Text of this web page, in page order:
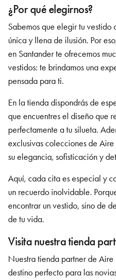
¿Por qué elegirnos?
Sabemos que elegir tu vestido
única y llena de ilusión. Por
en Santanderte ofrecemos
vestidos: te brindamos una
pensada para ti.
En la tienda dispondrás de
que encuentres el diseño que
perfectamente a tu silueta.
exclusivas colecciones de
su elegancia, sofisticación y
Aquí, cada cita es especial y
un recuerdo inolvidable.
encontrar un vestido, sino de
de tu vida.
Visita nuestra tienda
Nuestra tienda partner de
destino perfecto para las